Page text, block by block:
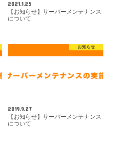
2021.1.25
【お知らせ】サーバーメンテナンス
について
お知らせ
2019.9.27
【お知らせ】サーバーメンテナンス
について